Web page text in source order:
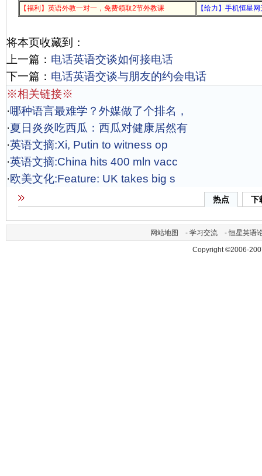
【福利】英语外教一对一，免费领取2节外教课 【给力】手机恒星
将本页收藏到：
上一篇： 电话英语交谈如何接电话
下一篇： 电话英语交谈与朋友的约会电话
※相关链接※
·哪种语言最难学？外媒做了个排名，
·夏日炎炎吃西瓜：西瓜对健康居然有
·英语文摘:Xi, Putin to witness op
·英语文摘:China hits 400 mln vacc
·欧美文化:Feature: UK takes big s
热点 下
网站地图 - 学习交流 -恒星英语
Copyright ©2006-